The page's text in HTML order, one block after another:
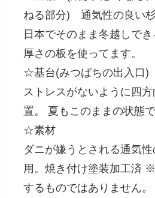
ねる部分) 通気性の良い
日本でそのまま冬越しで
厚さの板を使ってます。
☆基台(みつばちの出入口)
ストレスがないように四
置。 夏もこのままの状態で
☆素材
ダニが嫌うとされる通気性
用。焼き付け塗装加工済
するものではありません。